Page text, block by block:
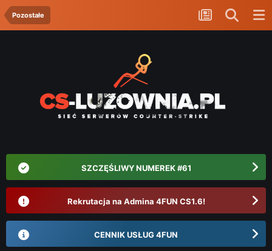
Pozostałe
SZCZĘŚLIWY NUMEREK #61
Rekrutacja na Admina 4FUN CS1.6!
CENNIK USŁUG 4FUN